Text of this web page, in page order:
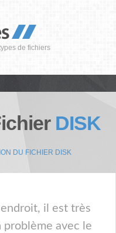
de fichiers
DISK
DU FICHIER DISK
il est très
problème avec le